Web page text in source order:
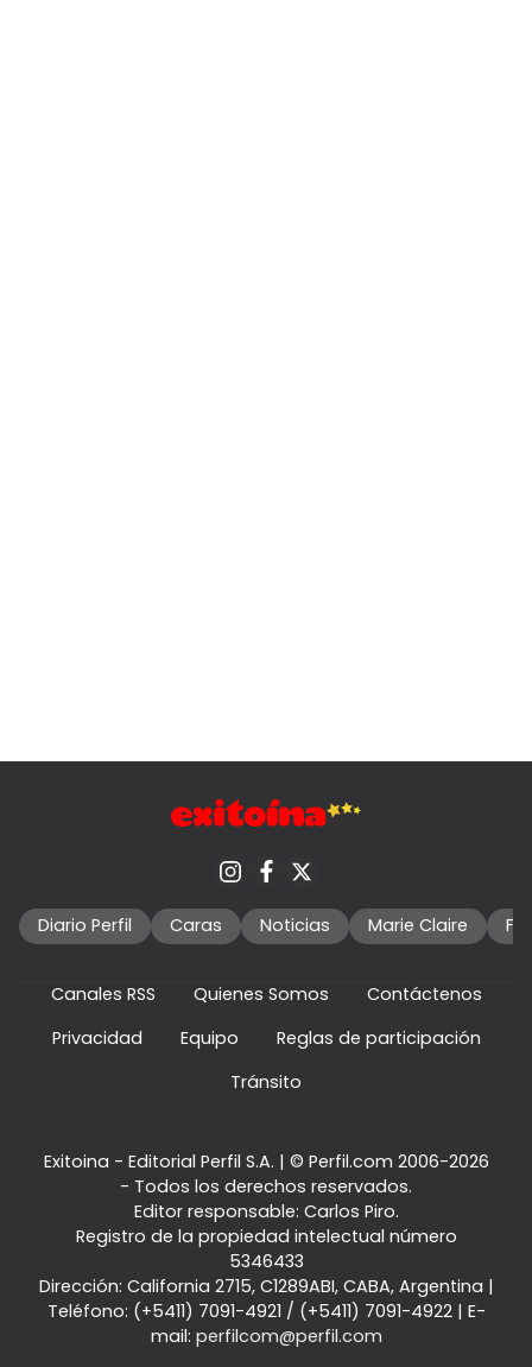
Diario Perfil Caras Noticias Marie Claire
Canales RSS Quienes Somos
Contáctenos
Privacidad
Equipo
Reglas de participación
Tránsito
Exitoina - Editorial Perfil S.A. | © Perfil.com 2006-2026
- Todos los derechos reservados.
Editor responsable: Carlos Piro.
Registro de la propiedad intelectual número
5346433
Dirección: California 2715, C1289ABI, CABA, Argentina |
Teléfono: (+5411) 7091-4921 / (+5411) 7091-4922| E-
mail: perfilcom@perfil.com